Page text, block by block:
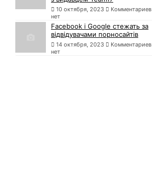
10 октября, 2023
Комментариев
нет
Facebook і Google стежать за
відвідувачами порносайтів
14 октября, 2023
Комментариев
нет